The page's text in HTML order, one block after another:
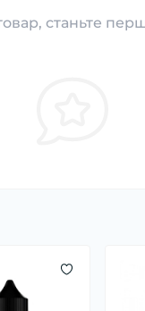
станьте